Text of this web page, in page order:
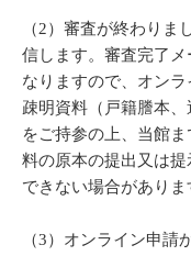
（2）審査が終わりま
信します。審査完了
なりますので、オン
疎明資料（戸籍謄本
をご持参の上、当館
料の原本の提出又は
できない場合がありま
（3）オンライン申請